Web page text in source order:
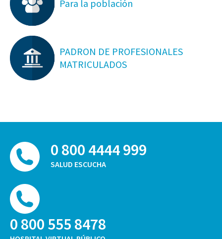
Para la población
PADRON DE PROFESIONALES
MATRICULADOS
0 800 4444 999
SALUD ESCUCHA
0 800 555 8478